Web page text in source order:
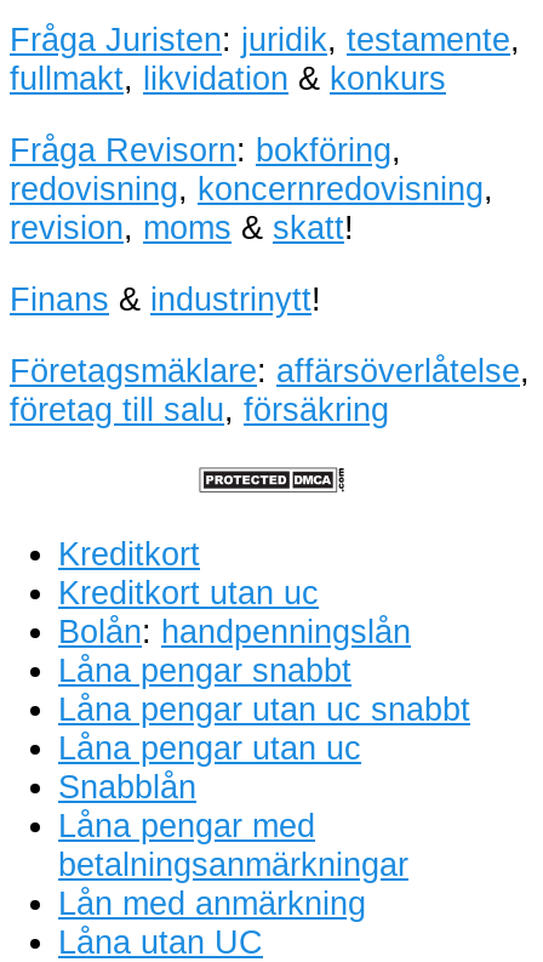
Fråga Juristen: juridik, testamente,
fullmakt, likvidation & konkurs
Fråga Revisorn: bokföring,
redovisning, koncernredovisning,
revision, moms & skatt!
Finans & industrinytt!
Företagsmäklare: affärsöverlåtelse,
företag till salu, försäkring
Kreditkort
Kreditkort utan uc
Bolån: handpenningslån
Låna pengar snabbt
Låna pengar utan uc snabbt
Låna pengar utan uc
Snabblån
Låna pengar med
betalningsanmärkningar
Lån med anmärkning
Låna utan UC